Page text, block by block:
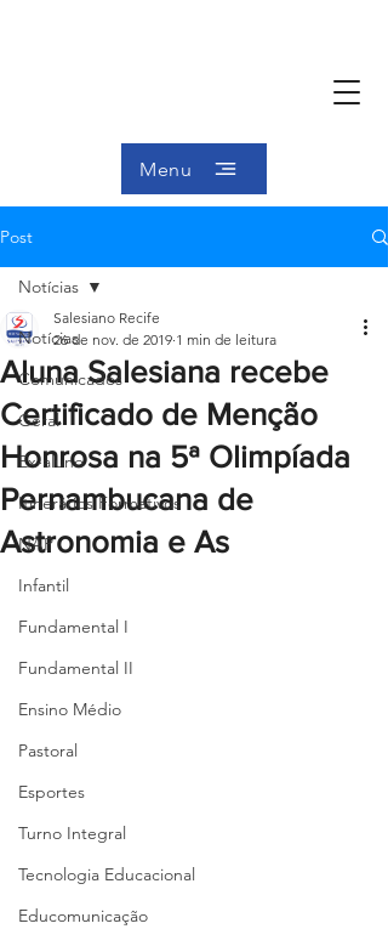
Menu
Post
Notícias
Comunicados
Geral
Ex-aluno
Itinerários Formativos
NAP
Infantil
Fundamental I
Fundamental II
Ensino Médio
Pastoral
Esportes
Turno Integral
Tecnologia Educacional
Educomunicação
Notícias
Aluna Salesiana recebe
Certificado de Menção
Honrosa na 5ª Olimpíada
Pernambucana de
Astronomia e As
Salesiano Recife
26 de nov. de 2019 1 min de leitura